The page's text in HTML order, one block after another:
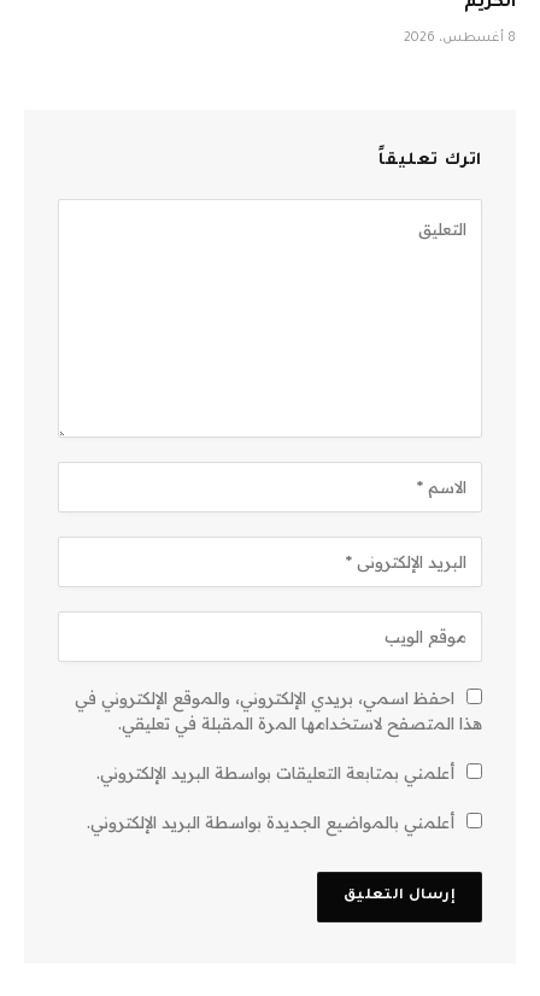
الكريم
8 أغسطس، 2026
اترك تعليقاً
احفظ اسمي، بريدي الإلكتروني، والموقع الإلكتروني في
هذا المتصفح لاستخدامها المرة المقبلة في تعليقي.
أعلمني بمتابعة التعليقات بواسطة البريد الإلكتروني.
أعلمني بالمواضيع الجديدة بواسطة البريد الإلكتروني.